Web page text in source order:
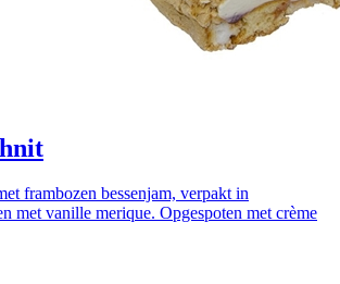
frambozen bessenjam, verpakt in
met vanille merique. Opgespoten met crème